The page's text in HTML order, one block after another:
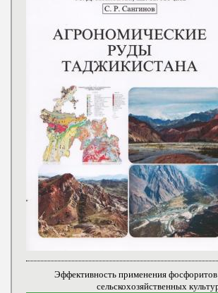
Эффективность применения фосфоритов
сельскохозяйственных